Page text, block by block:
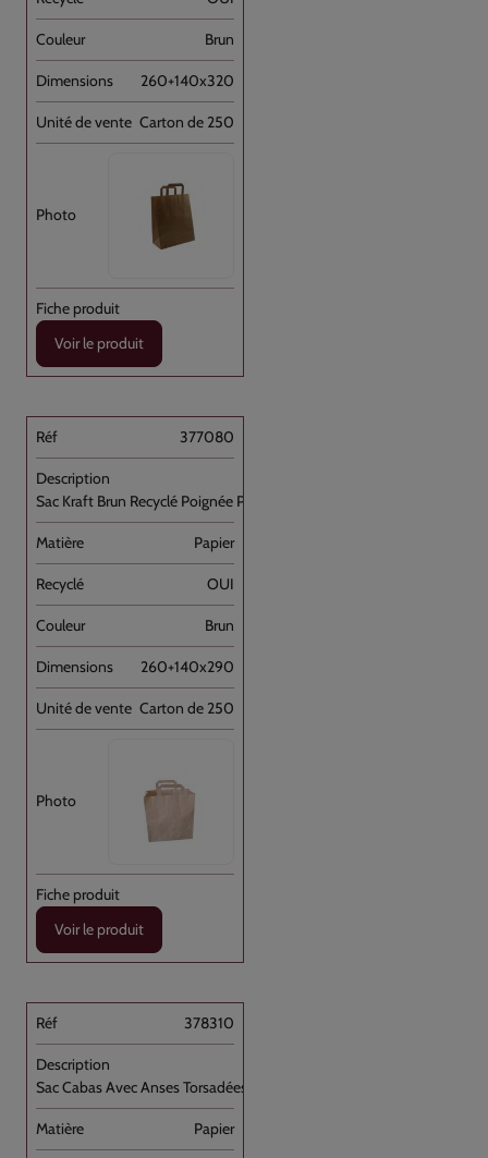
Brun
260+140x320
Carton de 250
Voir le produit
377080
Sac Kraft Brun Recyclé Poignée Plate [...]
Papier
OUI
Brun
260+140x290
Carton de 250
Voir le produit
378310
Sac Cabas Avec Anses Torsadées Blanc [...]
Papier